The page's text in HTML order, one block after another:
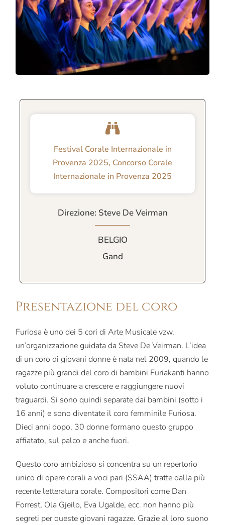
Presentazione del coro
Furiosa è uno dei 5 cori di Arte Musicale vzw,
un’organizzazione guidata da Steve De Veirman. L’idea
di un coro di giovani donne è nata nel 2009, quando le
ragazze più grandi del coro di bambini Furiakanti hanno
voluto continuare a crescere e raggiungere nuovi
traguardi. Si sono quindi separate dai bambini (sotto i
16 anni) e sono diventate il coro femminile Furiosa.
Dieci anni dopo, 30 donne formano questo gruppo
affiatato, sul palco e anche fuori.
Questo coro ambizioso si concentra su un repertorio
unico di opere corali a voci pari (SSAA) tratte dalla più
recente letteratura corale. Compositori come Dan
Forrest, Ola Gjeilo, Eva Ugalde, ecc. non hanno più
segreti per queste giovani ragazze. Grazie al loro suono
Festival Corale Internazionale in
Provenza 2025, Concorso Corale
Internazionale in Provenza 2025
Direzione: Steve De Veirman
BELGIO
Gand